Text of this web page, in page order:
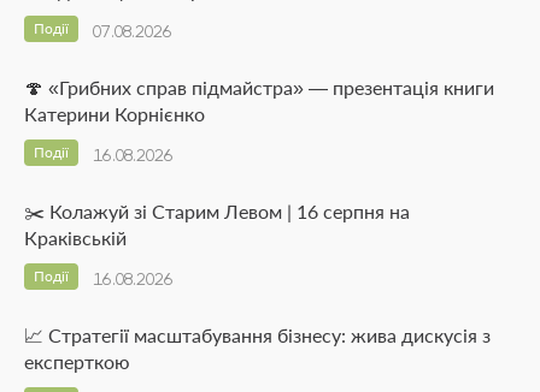
07.08.2026
Події
🍄 «Грибних справ підмайстра» — презентація книги
Катерини Корнієнко
16.08.2026
Події
✂️ Колажуй зі Старим Левом | 16 серпня на
Краківській
16.08.2026
Події
📈 Стратегії масштабування бізнесу: жива дискусія з
експерткою